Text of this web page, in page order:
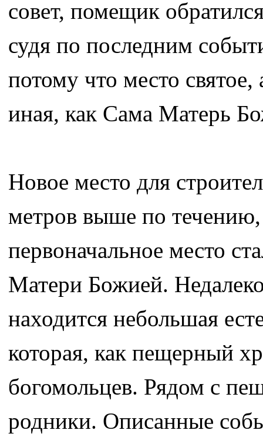
совет, помещик
судя по последним
потому что место
иная, как Сама Матерь
Новое место для
метров выше по течению,
первоначальное место
Матери Божией.
находится небольшая
которая, как пещерный
богомольцев. Рядом с
родники. Описанные